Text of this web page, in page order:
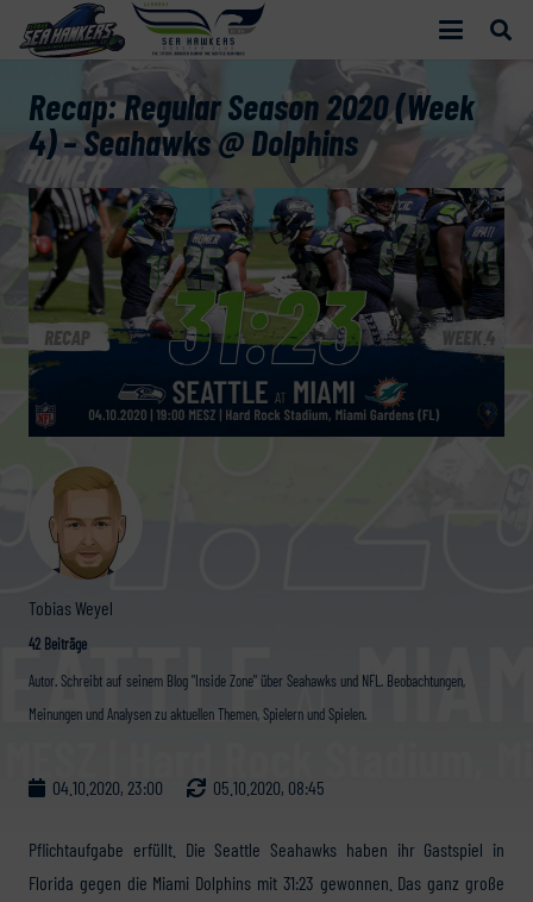
Tobias Weyel
42 Beiträge
Autor. Schreibt auf seinem Blog "Inside Zone" über Seahawks und NFL. Beobachtungen,
Meinungen und Analysen zu aktuellen Themen, Spielern und Spielen.
Recap: Regular Season 2020 (Week
4) – Seahawks @ Dolphins
04.10.2020, 23:00 05.10.2020, 08:45
Pflichtaufgabe erfüllt. Die Seattle Seahawks haben ihr Gastspiel in
Florida gegen die Miami Dolphins mit 31:23 gewonnen. Das ganz große